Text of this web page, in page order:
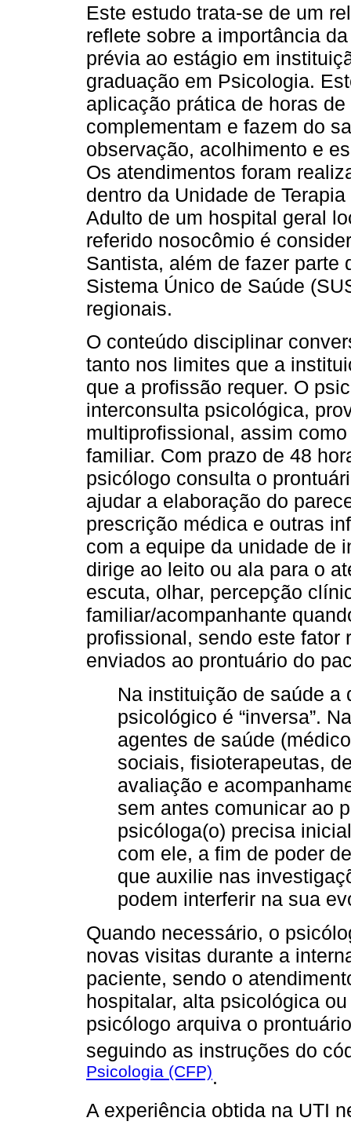
Este estudo trata-se de um
reflete sobre a importância
prévia ao estágio em
graduação em Psicologia.
aplicação prática de horas
complementam e fazem do
observação, acolhimento e
Os atendimentos foram
dentro da Unidade de
Adulto de um hospital geral
referido nosocômio é
Santista, além de fazer parte
Sistema Único de Saúde
regionais.
O conteúdo disciplinar
tanto nos limites que a
que a profissão requer. O
interconsulta psicológica,
multiprofissional, assim
familiar. Com prazo de 48
psicólogo consulta o
ajudar a elaboração do
prescrição médica e outras
com a equipe da unidade de
dirige ao leito ou ala para o
escuta, olhar, percepção
familiar/acompanhante
profissional, sendo este fator
enviados ao prontuário do
Na instituição de saúde a
psicológico é “inversa”.
agentes de saúde
sociais, fisioterapeutas,
avaliação e
sem antes comunicar ao
psicóloga(o) precisa
com ele, a fim de poder
que auxilie nas
podem interferir na sua
Quando necessário, o
novas visitas durante a
paciente, sendo o
hospitalar, alta psicológica
psicólogo arquiva o
seguindo as instruções do
Psicologia (CFP).
A experiência obtida na UTI